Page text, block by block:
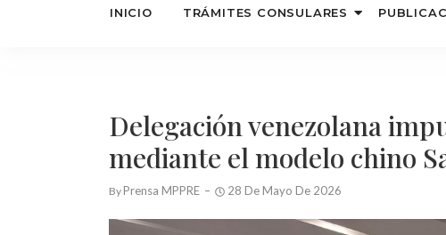
INICIO TRÁMITES CONSULARES
Delegación venezolana
mediante el modelo chino
By Prensa MPPRE 28 De Mayo De 2026